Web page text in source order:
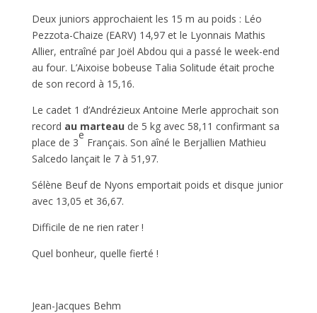
Deux juniors approchaient les 15 m au poids : Léo
Pezzota-Chaize (EARV) 14,97 et le Lyonnais Mathis
Allier, entraîné par Joël Abdou qui a passé le week-end
au four. L’Aixoise bobeuse Talia Solitude était proche
de son record à 15,16.
Le cadet 1 d’Andrézieux Antoine Merle approchait son
record au marteau de 5 kg avec 58,11 confirmant sa
place de 3
e
Français. Son aîné le Berjallien Mathieu
Salcedo lançait le 7 à 51,97.
Sélène Beuf de Nyons emportait poids et disque junior
avec 13,05 et 36,67.
Difficile de ne rien rater !
Quel bonheur, quelle fierté !
Jean-Jacques Behm